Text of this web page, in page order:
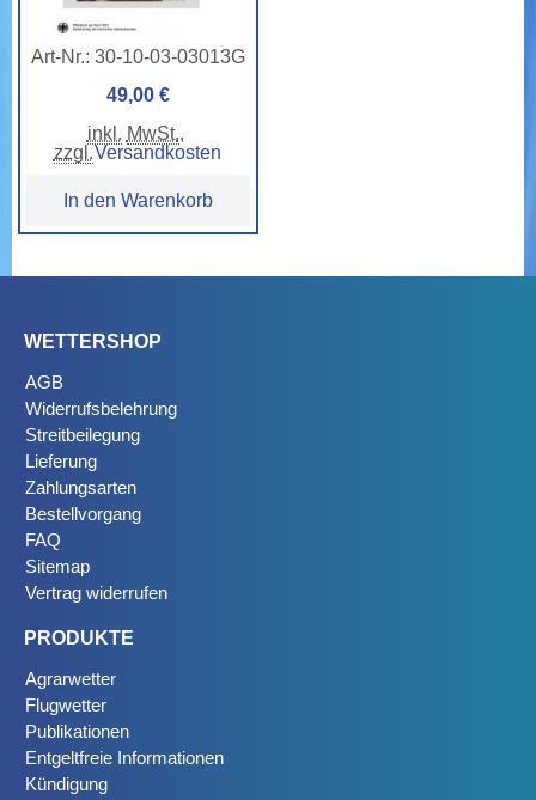
Art-Nr.: 30-10-03-03013G
49,00 €
inkl. MwSt.,
zzgl.Versandkosten
In den Warenkorb
WETTERSHOP
AGB
Widerrufsbelehrung
Streitbeilegung
Lieferung
Zahlungsarten
Bestellvorgang
FAQ
Sitemap
Vertrag widerrufen
PRODUKTE
Agrarwetter
Flugwetter
Publikationen
Entgeltfreie Informationen
Kündigung